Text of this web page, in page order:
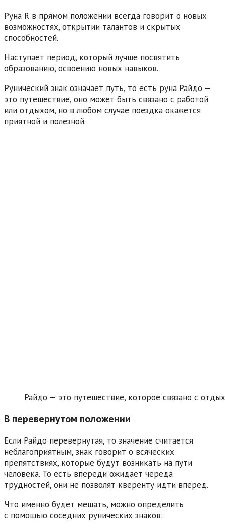
Руна R в прямом положении всегда говорит о новых
возможностях, открытии талантов и скрытых
способностей.
Наступает период, который лучше посвятить
образованию, освоению новых навыков.
Рунический знак означает путь, то есть руна Райдо —
это путешествие, оно может быть связано с работой
или отдыхом, но в любом случае поездка окажется
приятной и полезной.
Райдо — это путешествие, которое связано с
В перевернутом положении
Если Райдо перевернутая, то значение считается
неблагоприятным, знак говорит о всяческих
препятствиях, которые будут возникать на пути
человека. То есть впереди ожидает череда
трудностей, они не позволят кверенту идти вперед.
Что именно будет мешать, можно определить
с помощью соседних рунических знаков: